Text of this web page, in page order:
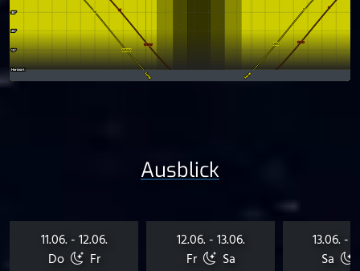
Ausblick
11.06. - 12.06.
Do
Fr
12.06. - 13.06.
Fr
Sa
13.06. -
Sa